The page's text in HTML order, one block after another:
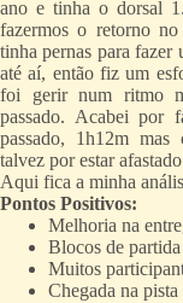
ano e tinha o dorsal
fazermos o retorno
tinha pernas para fazer
até aí, então fiz um
foi gerir num ritmo
passado. Acabei por
passado, 1h12m
talvez por estar
Aqui fica a minha
Pontos Positivos:
Melhoria na
Blocos de
Muitos
Chegada na